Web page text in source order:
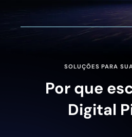
SOLUÇÕES PARA
Por que
Digital